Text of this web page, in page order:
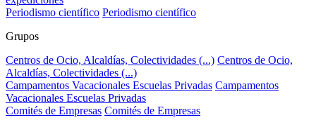
Periodismo científico Periodismo científico
Grupos
Centros de Ocio, Alcaldías, Colectividades (...) Centros de Ocio,
Alcaldías, Colectividades (...)
Campamentos Vacacionales Escuelas Privadas Campamentos
Vacacionales Escuelas Privadas
Comités de Empresas Comités de Empresas